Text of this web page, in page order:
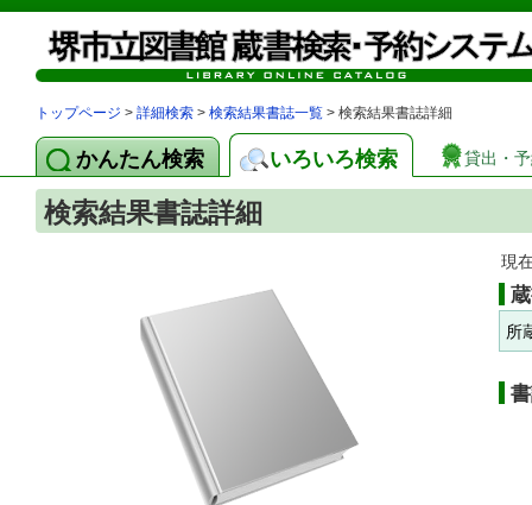
トップページ > 詳細検索 > 検索結果書誌一覧 > 検索結果書誌詳細
かんたん検索 いろいろ検索 貸出・
検索結果書誌詳細
現
所